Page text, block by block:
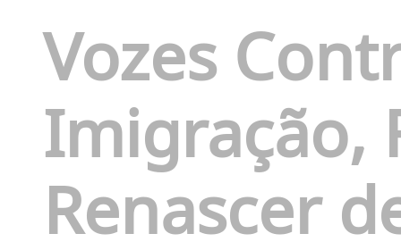
Vozes
Imigração,
Renascer